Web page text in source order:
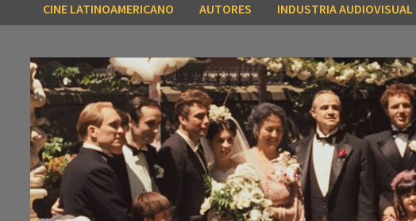
CINE LATINOAMERICANO
AUTORES INDUSTRIA AUDIOVISUAL